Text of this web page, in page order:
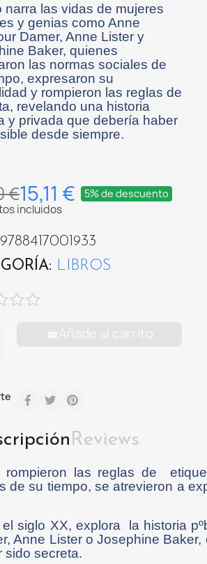
narra las vidas de mujeres
y genias como Anne
Damer, Anne Lister y
Baker, quienes
las normas sociales de
expresaron su
y rompieron las reglas de
revelando una historia
y privada que debería haber
desde siempre.
€15,11 € 5% de descuento
incluidos
9788417001933
LIBROS

Añade al carrito
Reviews
las reglas de
su tiempo, se atrevieron a
siglo XX, explora la historia
Anne Lister o Josephine
sido secreta.